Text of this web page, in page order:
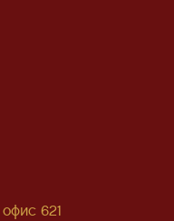
621